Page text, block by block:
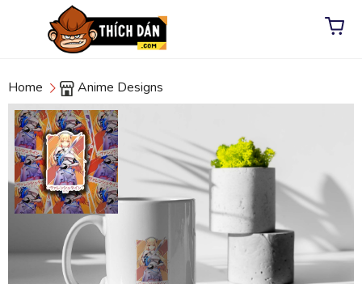
Home Anime Designs